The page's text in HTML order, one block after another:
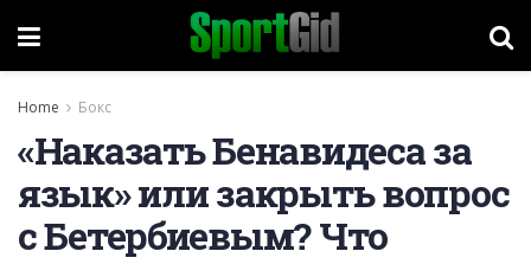
Home Бокс
«Наказать Бенавидеса за
язык» или закрыть вопрос
с Бетербиевым? Что